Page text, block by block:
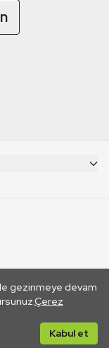
gezinmeye devam
Çerez
Kabul et
gidilen dış